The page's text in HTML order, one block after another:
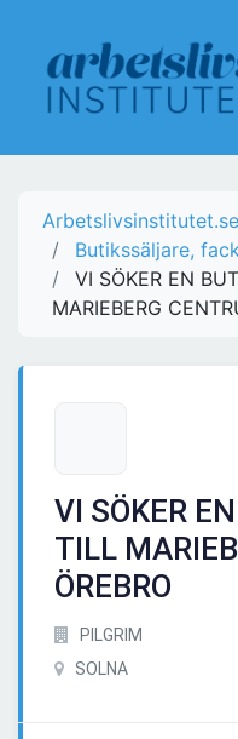
Arbetslivsinstitutet.se
Butikssäljare,
VI SÖKER EN
MARIEBERG
VI SÖKER
TILL
ÖREBRO
PILGRIM
SOLNA